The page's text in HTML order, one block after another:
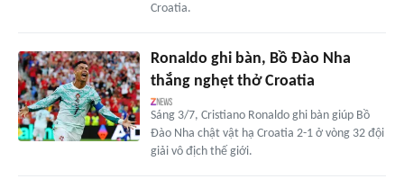
Croatia.
Ronaldo ghi bàn, Bồ Đào Nha
thắng nghẹt thở Croatia
Sáng 3/7, Cristiano Ronaldo ghi bàn giúp Bồ
Đào Nha chật vật hạ Croatia 2-1 ở vòng 32 đội
giải vô địch thế giới.